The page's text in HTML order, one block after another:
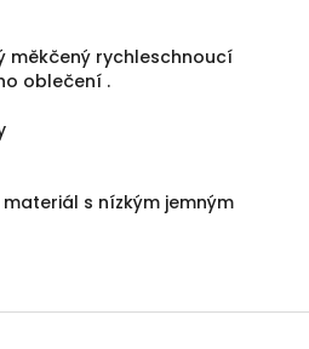
měkčený rychleschnoucí
oblečení .
materiál s nízkým jemným